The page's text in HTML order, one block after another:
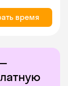
время